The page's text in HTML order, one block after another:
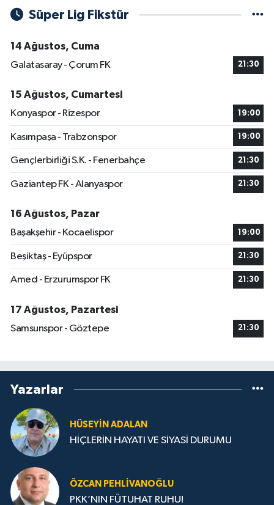
Süper Lig Fikstür
14 Ağustos, Cuma
Galatasaray - Çorum FK
21:30
15 Ağustos, Cumartesi
Konyaspor - Rizespor
19:00
Kasımpaşa - Trabzonspor 19:00
Gençlerbirliği S.K. - Fenerbahçe 21:30
Gaziantep FK - Alanyaspor 21:30
16 Ağustos, Pazar
Başakşehir - Kocaelispor
19:00
Beşiktaş - Eyüpspor 21:30
Amed - Erzurumspor FK 21:30
17 Ağustos, Pazartesi
Samsunspor - Göztepe
21:30
Yazarlar
HÜSEYIN ADALAN
HİÇLERİN HAYATI VE SİYASİ DURUMU
ÖZCAN PEHLIVANOĞLU
PKK’NIN FÜTUHAT RUHU!